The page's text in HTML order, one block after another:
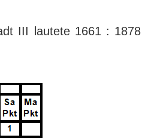
III lautete 1661 : 1878